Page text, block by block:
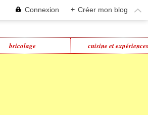
Connexion + Créer mon blog
bricolage cuisine et expériences